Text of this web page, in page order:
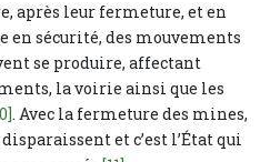
après leur fermeture, et en
en sécurité, des mouvements
se produire, affectant
la voirie ainsi que les
. Avec la fermeture des mines,
et c’est l’État qui